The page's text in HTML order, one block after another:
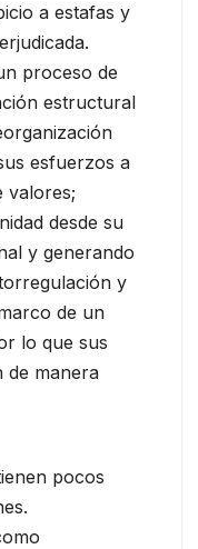
a estafas y
proceso de
estructural
esfuerzos a
valores;
desde su
y generando
y
de un
lo que sus
de manera
pocos